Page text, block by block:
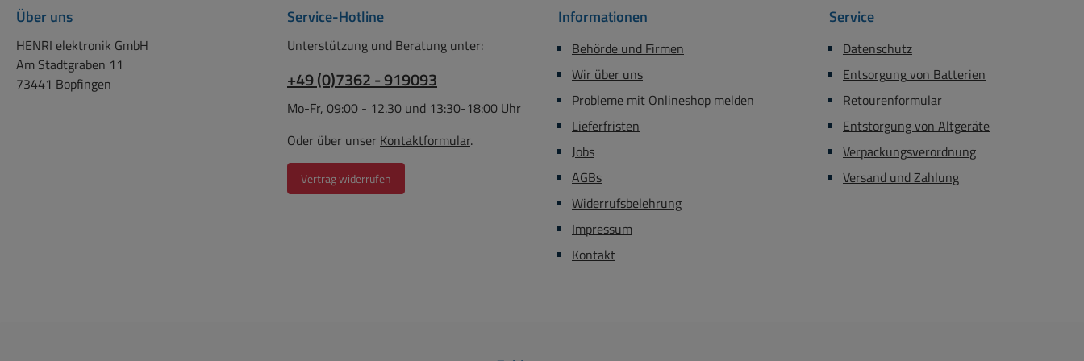
RG58/58A/58C/141/303
Bst Nr 39-872-00008
= TNC Kupplung für RG58
Crimp-Version
Über uns
HENRI elektronik GmbH
Am Stadtgraben 11
73441 Bopfingen
Service-Hotline
Unterstützung und Beratung unter:
+49 (0)7362 - 919093
Mo-Fr, 09:00 - 12.30 und 13:30-18:00 Uhr
Oder über unser Kontaktformular.
Vertrag widerrufen
Informationen
Behörde und Firmen
Wir über uns
Probleme mit Onlineshop melden
Lieferfristen
Jobs
AGBs
Widerrufsbelehrung
Impressum
Kontakt
Service
Datenschutz
Entsorgung von Batterien
Retourenformular
Entstorgung von Altgeräte
Verpackungsverordnung
Versand und Zahlung